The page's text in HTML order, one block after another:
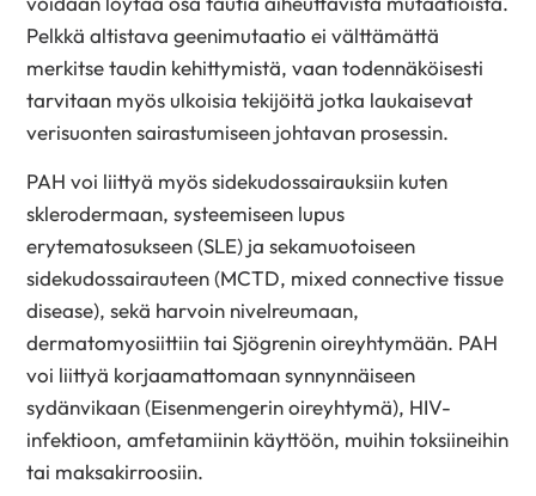
Pelkkä altistava geenimutaatio ei välttämättä
merkitse taudin kehittymistä, vaan todennäköisesti
tarvitaan myös ulkoisia tekijöitä jotka laukaisevat
verisuonten sairastumiseen johtavan prosessin.
PAH voi liittyä myös sidekudossairauksiin kuten
sklerodermaan, systeemiseen lupus
erytematosukseen (SLE) ja sekamuotoiseen
sidekudossairauteen (MCTD, mixed connective tissue
disease), sekä harvoin nivelreumaan,
dermatomyosiittiin tai Sjögrenin oireyhtymään. PAH
voi liittyä korjaamattomaan synnynnäiseen
sydänvikaan (Eisenmengerin oireyhtymä), HIV-
infektioon, amfetamiinin käyttöön, muihin toksiineihin
tai maksakirroosiin.